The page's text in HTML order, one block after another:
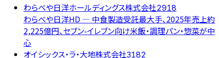
わらべや日洋ホールディングス株式会社2918
わらべや日洋HD — 中食製造受託最大手、2025年売上約
2,225億円、セブン-イレブン向け米飯・調理パン・惣菜が中
心
オイシックス・ラ・大地株式会社3182